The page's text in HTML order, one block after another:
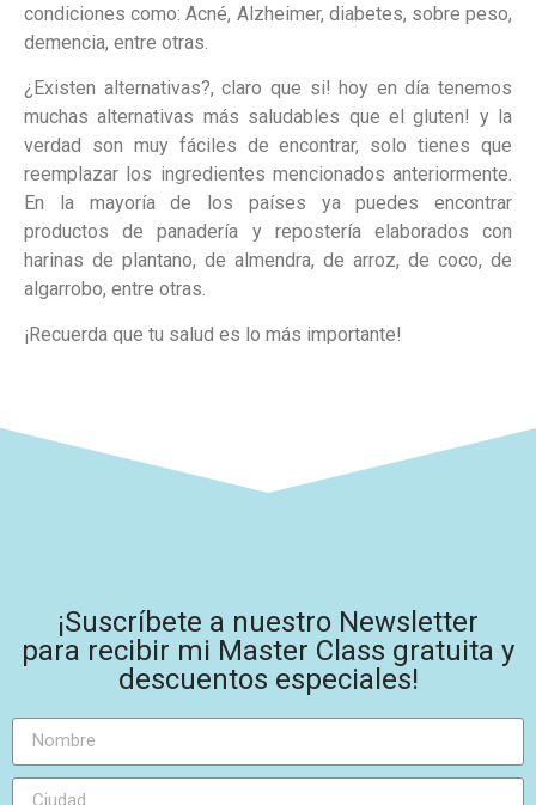
condiciones como: Acné, Alzheimer, diabetes, sobre peso,
demencia, entre otras.
¿Existen alternativas?, claro que si! hoy en día tenemos
muchas alternativas más saludables que el gluten! y la
verdad son muy fáciles de encontrar, solo tienes que
reemplazar los ingredientes mencionados anteriormente.
En la mayoría de los países ya puedes encontrar
productos de panadería y repostería elaborados con
harinas de plantano, de almendra, de arroz, de coco, de
algarrobo, entre otras.
¡Recuerda que tu salud es lo más importante!
¡Suscríbete a nuestro Newsletter
para recibir mi Master Class gratuita y
descuentos especiales!